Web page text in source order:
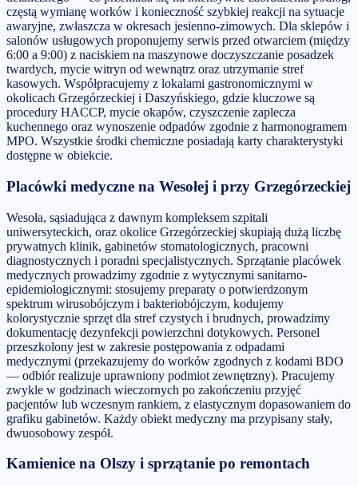
częstą wymianę worków i konieczność szybkiej reakcji na sytuacje
awaryjne, zwłaszcza w okresach jesienno-zimowych. Dla sklepów i
salonów usługowych proponujemy serwis przed otwarciem (między
6:00 a 9:00) z naciskiem na maszynowe doczyszczanie posadzek
twardych, mycie witryn od wewnątrz oraz utrzymanie stref
kasowych. Współpracujemy z lokalami gastronomicznymi w
okolicach Grzegórzeckiej i Daszyńskiego, gdzie kluczowe są
procedury HACCP, mycie okapów, czyszczenie zaplecza
kuchennego oraz wynoszenie odpadów zgodnie z harmonogramem
MPO. Wszystkie środki chemiczne posiadają karty charakterystyki
dostępne w obiekcie.
Placówki medyczne na Wesołej i przy Grzegórzeckiej
Wesoła, sąsiadująca z dawnym kompleksem szpitali
uniwersyteckich, oraz okolice Grzegórzeckiej skupiają dużą liczbę
prywatnych klinik, gabinetów stomatologicznych, pracowni
diagnostycznych i poradni specjalistycznych. Sprzątanie placówek
medycznych prowadzimy zgodnie z wytycznymi sanitarno-
epidemiologicznymi: stosujemy preparaty o potwierdzonym
spektrum wirusobójczym i bakteriobójczym, kodujemy
kolorystycznie sprzęt dla stref czystych i brudnych, prowadzimy
dokumentację dezynfekcji powierzchni dotykowych. Personel
przeszkolony jest w zakresie postępowania z odpadami
medycznymi (przekazujemy do worków zgodnych z kodami BDO
— odbiór realizuje uprawniony podmiot zewnętrzny). Pracujemy
zwykle w godzinach wieczornych po zakończeniu przyjęć
pacjentów lub wczesnym rankiem, z elastycznym dopasowaniem do
grafiku gabinetów. Każdy obiekt medyczny ma przypisany stały,
dwuosobowy zespół.
Kamienice na Olszy i sprzątanie po remontach